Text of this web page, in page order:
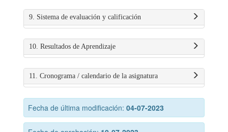
9. Sistema de evaluación y calificación
10. Resultados de Aprendizaje
11. Cronograma / calendario de la asignatura
Fecha de última modificación: 04-07-2023